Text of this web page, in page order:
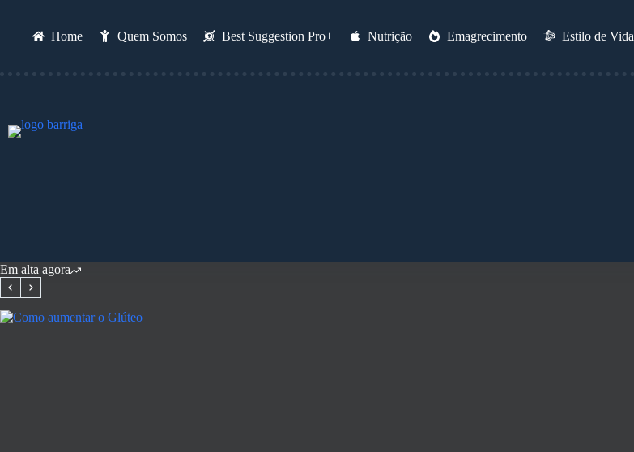
Home Quem Somos Best Suggestion Pro+ Nutrição Emagrecimento Estilo de Vida
Em alta agora